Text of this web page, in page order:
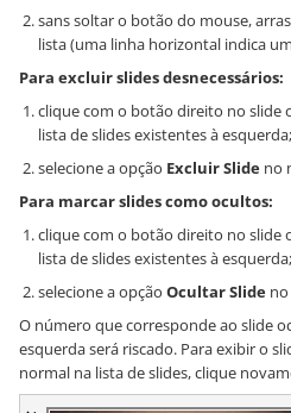
sans soltar o botão do mouse,
lista (uma linha horizontal indica
Para excluir slides desnecessários:
clique com o botão direito no slide
lista de slides existentes à esquerda;
selecione a opção Excluir Slide no
Para marcar slides como ocultos:
clique com o botão direito no slide
lista de slides existentes à esquerda;
selecione a opção Ocultar Slide
O número que corresponde ao slide
esquerda será riscado. Para exibir o
normal na lista de slides, clique